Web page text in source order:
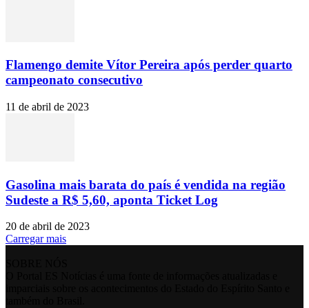
Flamengo demite Vítor Pereira após perder quarto
campeonato consecutivo
11 de abril de 2023
Gasolina mais barata do país é vendida na região
Sudeste a R$ 5,60, aponta Ticket Log
20 de abril de 2023
Carregar mais